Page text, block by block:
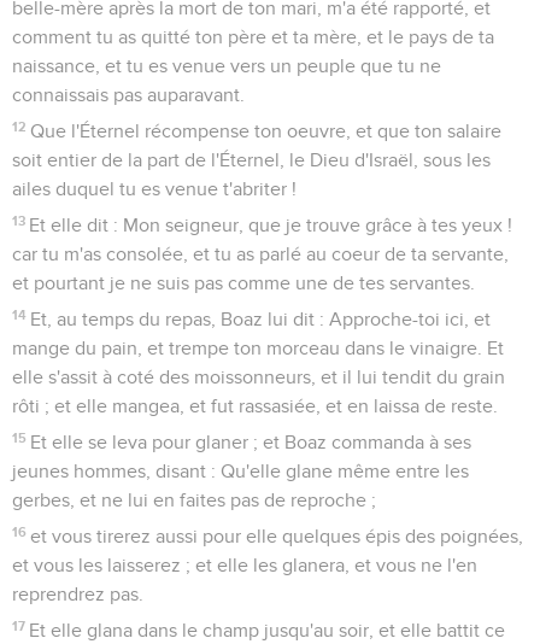
belle-mère après la mort de ton mari, m'a été rapporté, et
comment tu as quitté ton père et ta mère, et le pays de ta
naissance, et tu es venue vers un peuple que tu ne
connaissais pas auparavant.
12 Que l'Éternel récompense ton oeuvre, et que ton salaire
soit entier de la part de l'Éternel, le Dieu d'Israël, sous les
ailes duquel tu es venue t'abriter !
13 Et elle dit : Mon seigneur, que je trouve grâce à tes yeux !
car tu m'as consolée, et tu as parlé au coeur de ta servante,
et pourtant je ne suis pas comme une de tes servantes.
14 Et, au temps du repas, Boaz lui dit : Approche-toi ici, et
mange du pain, et trempe ton morceau dans le vinaigre. Et
elle s'assit à coté des moissonneurs, et il lui tendit du grain
rôti ; et elle mangea, et fut rassasiée, et en laissa de reste.
15 Et elle se leva pour glaner ; et Boaz commanda à ses
jeunes hommes, disant : Qu'elle glane même entre les
gerbes, et ne lui en faites pas de reproche ;
16 et vous tirerez aussi pour elle quelques épis des poignées,
et vous les laisserez ; et elle les glanera, et vous ne l'en
reprendrez pas.
17 Et elle glana dans le champ jusqu'au soir, et elle battit ce